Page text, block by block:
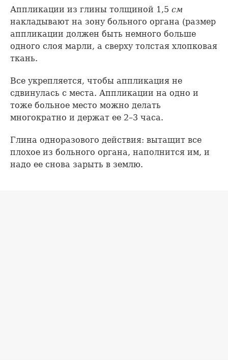
Аппликации из глины толщиной 1,5 см
накладывают на зону больного органа (размер
аппликации должен быть немного больше
одного слоя марли, а сверху толстая хлопковая
ткань.
Все укрепляется, чтобы аппликация не
сдвинулась с места. Аппликации на одно и
тоже больное место можно делать
многократно и держат ее 2–3 часа.
Глина одноразового действия: вытащит все
плохое из больного органа, наполнится им, и
надо ее снова зарыть в землю.